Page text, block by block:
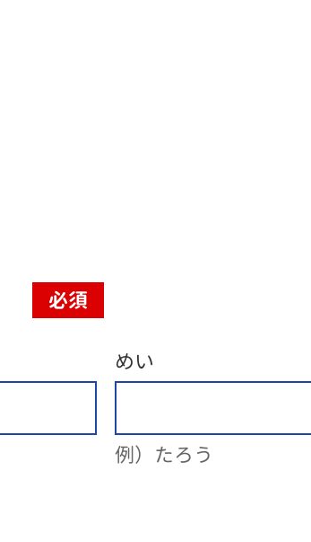
必須
めい
例）たろう